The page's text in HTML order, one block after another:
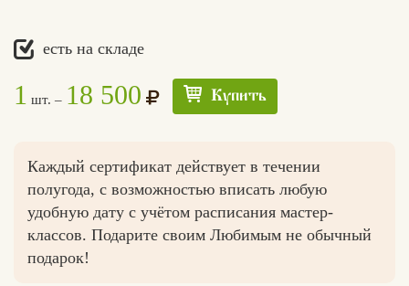
Едлин
есть на складе
1 шт. – 18 500 Купить
Каждый сертификат действует в течении
полугода, с возможностью вписать любую
удобную дату с учётом расписания мастер-
классов. Подарите своим Любимым не обычный
подарок!